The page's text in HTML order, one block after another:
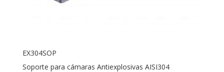
EX304SOP
Soporte para cámaras Antiexplosivas AISI304